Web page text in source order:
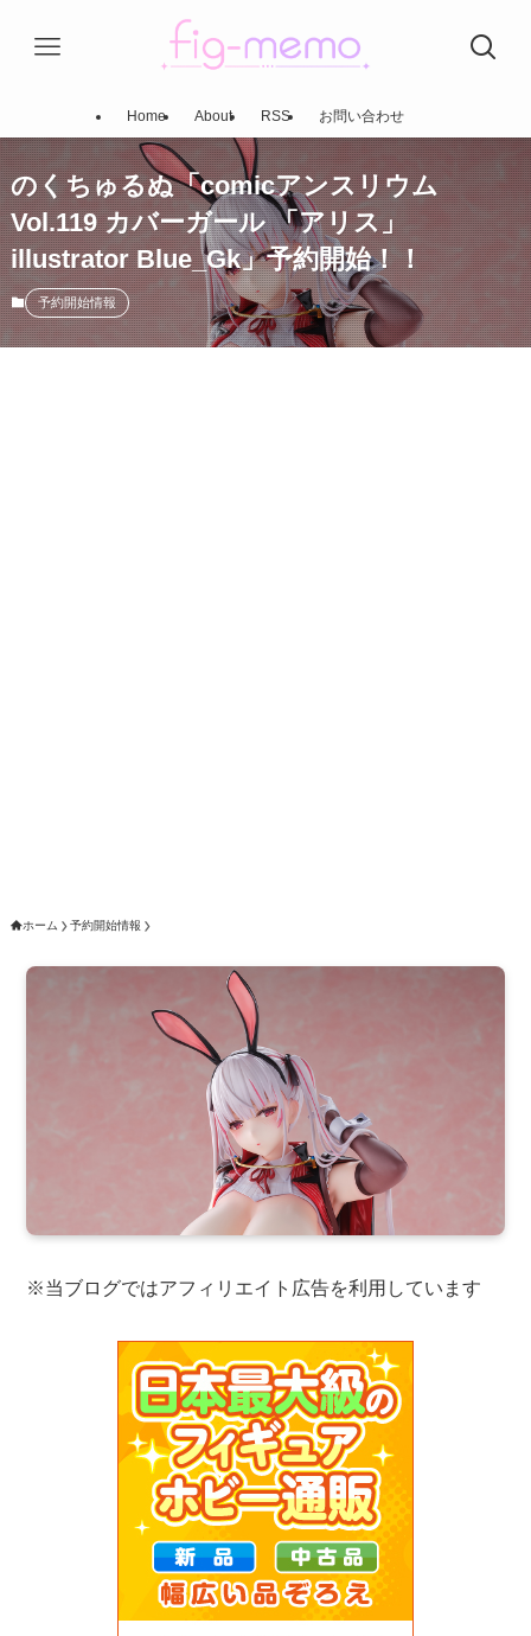
Home About RSS お問い合わせ
のくちゅるぬ「comicアンスリウム
Vol.119 カバーガール 「アリス」
illustrator Blue_Gk」予約開始！！
予約開始情報
ホーム 予約開始情報
※当ブログではアフィリエイト広告を利用しています